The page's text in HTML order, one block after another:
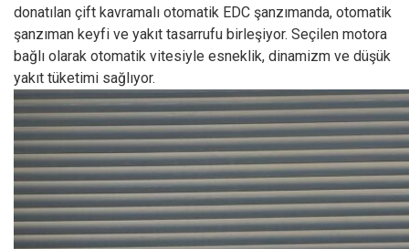
donatılan çift kavramalı otomatik EDC şanzımanda, otomatik
şanzıman keyfi ve yakıt tasarrufu birleşiyor. Seçilen motora
bağlı olarak otomatik vitesiyle esneklik, dinamizm ve düşük
yakıt tüketimi sağlıyor.